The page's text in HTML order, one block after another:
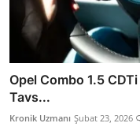
Opel Combo 1.5
Tavs...
Kronik Uzmanı Şubat 23, 2026